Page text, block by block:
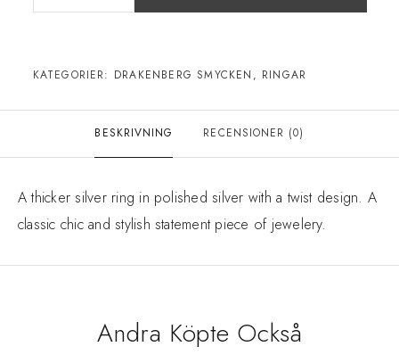
KATEGORIER: DRAKENBERG SMYCKEN , RINGAR
BESKRIVNING RECENSIONER (0)
A thicker silver ring in polished silver with a twist design. A
classic chic and stylish statement piece of jewelery.
Andra Köpte Också